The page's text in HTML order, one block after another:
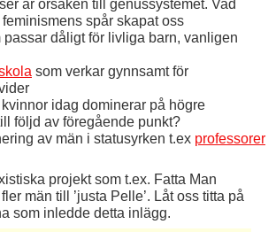
är orsaken till genussystemet. Vad
spår skapat oss
passar dåligt för livliga barn, vanligen
som verkar gynnsamt för
idag dominerar på högre
följd av föregående punkt?
av män i statusyrken t.ex professorer
projekt som t.ex. Fatta Man
män till ’justa Pelle’. Låt oss titta på
som inledde detta inlägg.